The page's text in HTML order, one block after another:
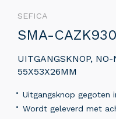
SEFICA
SMA-CAZK930
UITGANGSKNOP,
55X53X26MM
Uitgangsknop gegoten
Wordt geleverd met